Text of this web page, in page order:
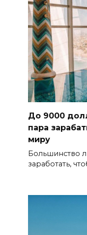
До 9000
пара
миру
Большинство
заработать,